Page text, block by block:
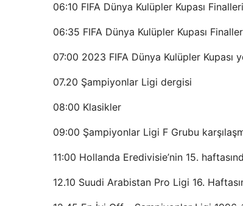
06:10 FIFA Dünya Kulüpler Kupası
06:35 FIFA Dünya Kulüpler Kupası
07:00 2023 FIFA Dünya Kulüpler Kupası
07.20 Şampiyonlar Ligi dergisi
08:00 Klasikler
09:00 Şampiyonlar Ligi F Grubu
11:00 Hollanda Eredivisie’nin 15.
12.10 Suudi Arabistan Pro Ligi 16.